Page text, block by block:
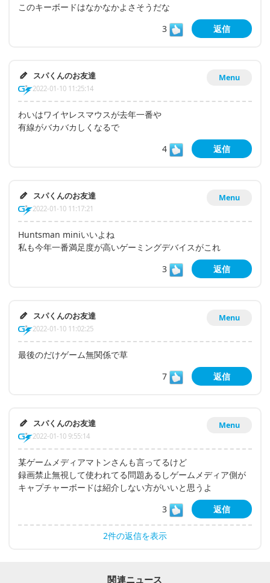
このキーボードはなかなかよさそうだな
3
返信
Menu
スパくんのお友達
2022-01-10 11:25:14
わいはワイヤレスマウスが去年一番や
有線がバカバカしくなるで
4
返信
Menu
スパくんのお友達
2022-01-10 11:17:21
Huntsman miniいいよね
私も今年一番満足度が高いゲーミングデバイスがこれ
3
返信
Menu
スパくんのお友達
2022-01-10 11:02:25
最後のだけゲーム無関係で草
7
返信
Menu
スパくんのお友達
2022-01-10 9:55:14
某ゲームメディアマトンさんも言ってるけど
録画禁止無視して使われてる問題あるしゲームメディア側が
キャプチャーボードは紹介しない方がいいと思うよ
3
返信
2件の返信を表示
関連ニュース